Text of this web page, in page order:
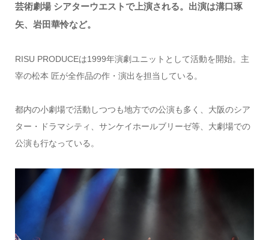
芸術劇場 シアターウエストで上演される。出演は溝口琢
矢、岩田華怜など。
RISU PRODUCEは1999年演劇ユニットとして活動を開始。主
宰の松本 匠が全作品の作・演出を担当している。
都内の小劇場で活動しつつも地方での公演も多く、大阪のシア
ター・ドラマシティ、サンケイホールブリーゼ等、大劇場での
公演も行なっている。